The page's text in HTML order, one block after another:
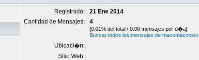
Registrado:
21 Ene 2014
Cantidad de Mensajes:
4
[0.01% del total / 0.00 mensajes por d�a]
Buscar todos los mensajes de macomaconski
Ubicaci�n:
Sitio Web: